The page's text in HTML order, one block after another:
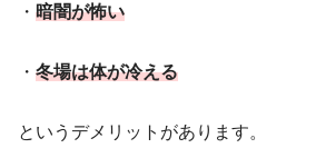
・ 暗闇が怖い
・ 冬場は体が冷える
というデメリットがあります。